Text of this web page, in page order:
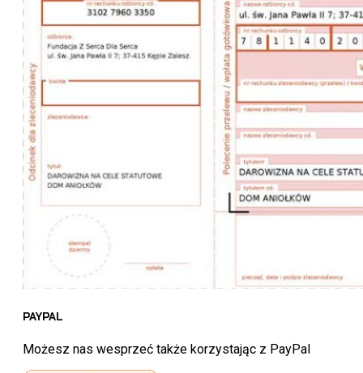
PAYPAL
Możesz nas wesprzeć także korzystając z PayPal